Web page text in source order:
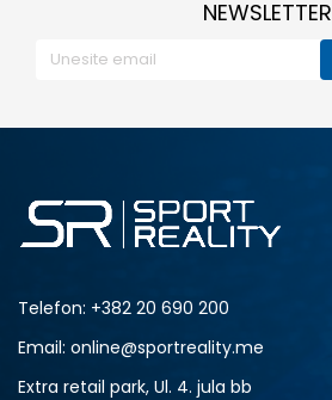
NEWSLETTER
Telefon: +382 20 690 200
Email: online@sportreality.me
Extra retail park, Ul. 4. jula bb